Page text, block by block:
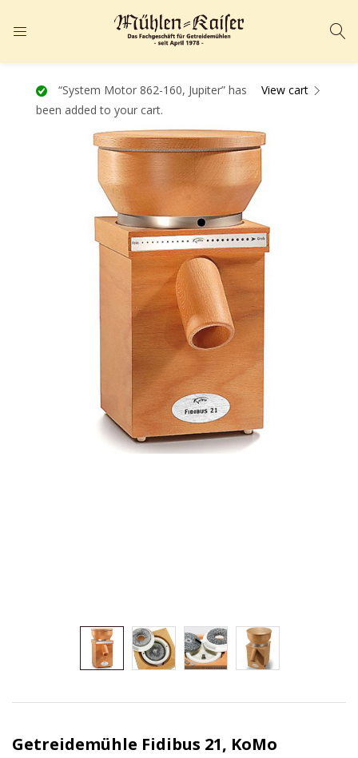
ANMELDEN
Geben Sie Ihren Benutzernamen und Ihr Passwort ein, um sich
anzumelden.
Angemeldet bleiben Passwort vergessen?
View cart
“System Motor 862-160, Jupiter” has
been added to your cart.
Getreidemühle Fidibus 21, KoMo